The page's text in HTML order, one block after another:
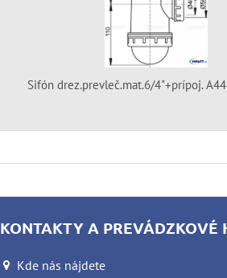
Sifón drez.prevleč.mat.6/4"+prípoj.
KONTAKTY A PREVÁDZKOVÉ
Kde nás nájdete